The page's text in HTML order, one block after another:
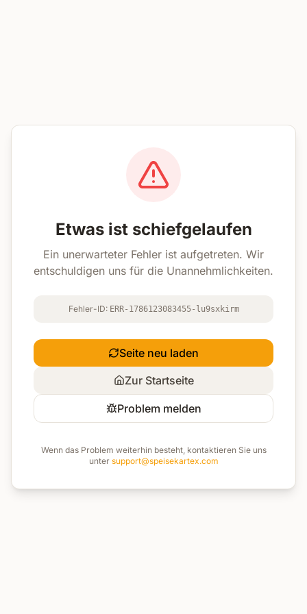
Etwas ist schiefgelaufen
Ein unerwarteter Fehler ist aufgetreten. Wir
entschuldigen uns für die Unannehmlichkeiten.
Fehler-ID: ERR-1786123083455-lu9sxkirm
Seite neu laden
Zur Startseite
Problem melden
Wenn das Problem weiterhin besteht, kontaktieren Sie uns
unter support@speisekartex.com